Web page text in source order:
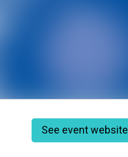
See event website